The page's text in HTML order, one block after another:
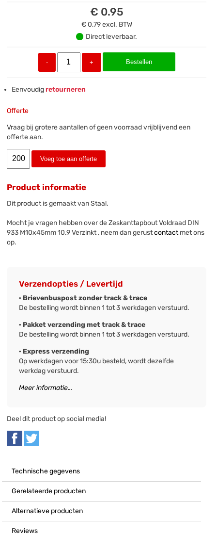
€ 0.95
€ 0,79excl. BTW
Direct leverbaar.
- + Bestellen
Eenvoudigretourneren
Offerte
Vraag bij grotere aantallen of geen voorraad vrijblijvend een
offerte aan.
Voeg toe aan offerte
Product informatie
Dit product is gemaakt van Staal.
Mocht je vragen hebben over de Zeskanttapbout Voldraad DIN
933 M10x45mm 10.9 Verzinkt , neem dan gerustcontactmet ons
op.
Verzendopties / Levertijd
· Brievenbuspost zonder track & trace
De bestelling wordt binnen 1 tot 3 werkdagen verstuurd.
· Pakket verzending met track & trace
De bestelling wordt binnen 1 tot 3 werkdagen verstuurd.
· Express verzending
Op werkdagen voor 15:30u besteld, wordt dezelfde
werkdag verstuurd.
Meer informatie...
Deel dit product op social media!
Technische gegevens
Gerelateerde producten
Alternatieve producten
Reviews